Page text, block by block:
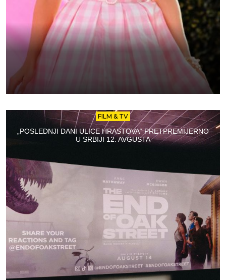
FILM & TV
„POSLEDNJI DANI ULICE HRASTOVA“ PRETPREMIJERNO
U SRBIJI 12. AVGUSTA